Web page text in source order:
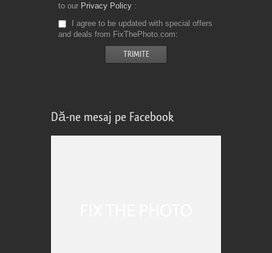
to our Privacy Policy
I agree to be updated with special offers
and deals from FixThePhoto.com
Dă-ne mesaj pe Facebook